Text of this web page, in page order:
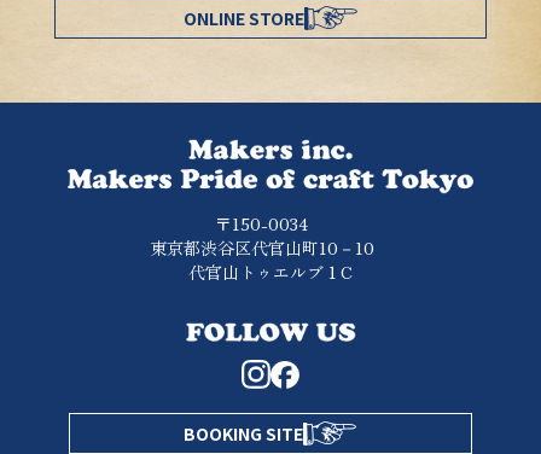
ONLINE STORE
〒150-0034
東京都渋谷区代官山町10－10
代官山トゥエルブ１C
BOOKING SITE